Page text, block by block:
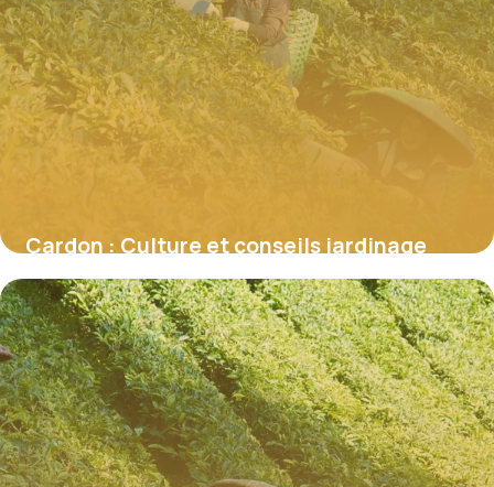
Cardon : Culture et conseils jardinage
2026
26 mai 2026